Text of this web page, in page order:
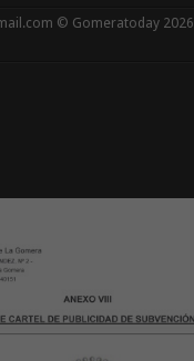
© Gomeratoday 2026